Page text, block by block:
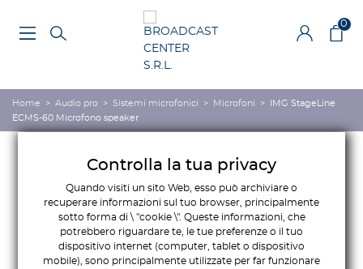
0
Home > Audio pro > Sistemi microfonici > Microfoni >
IMG StageLine
ECMS-60 Microfono speaker
Controlla la tua privacy
Quando visiti un sito Web, esso può archiviare o
recuperare informazioni sul tuo browser, principalmente
sotto forma di \ "cookie \". Queste informazioni, che
potrebbero riguardare te, le tue preferenze o il tuo
dispositivo internet (computer, tablet o dispositivo
mobile), sono principalmente utilizzate per far funzionare